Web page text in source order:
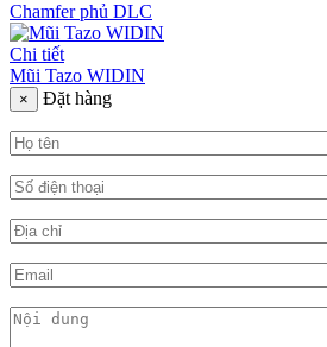
Chamfer phủ DLC
Chi tiết
Mũi Tazo WIDIN
× Đặt hàng